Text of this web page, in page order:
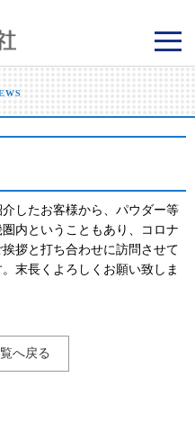
化学株式会社
介したお客様から、パウダー等
内ということもあり、コロナ
拶と打ち合わせに訪問させて
末長くよろしくお願い致しま
へ戻る